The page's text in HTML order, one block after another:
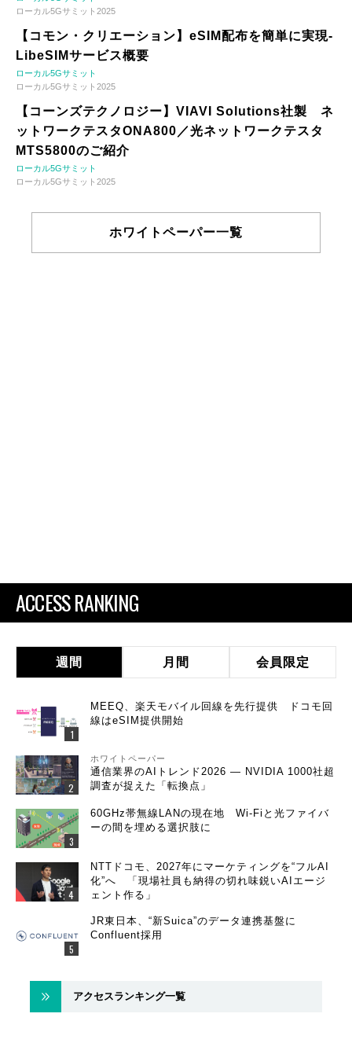
ローカル5Gサミット2025
【コモン・クリエーション】eSIM配布を簡単に実現-
LibeSIMサービス概要
ローカル5Gサミット
ローカル5Gサミット2025
【コーンズテクノロジー】VIAVI Solutions社製 ネ
ットワークテスタONA800／光ネットワークテスタ
MTS5800のご紹介
ローカル5Gサミット
ローカル5Gサミット2025
ホワイトペーパー一覧
ACCESS RANKING
週間 月間 会員限定
MEEQ、楽天モバイル回線を先行提供 ドコモ回
線はeSIM提供開始
ホワイトペーパー
通信業界のAIトレンド2026 ― NVIDIA 1000社超
調査が捉えた「転換点」
60GHz帯無線LANの現在地 Wi-Fiと光ファイバ
ーの間を埋める選択肢に
NTTドコモ、2027年にマーケティングを“フルAI
化”へ 「現場社員も納得の切れ味鋭いAIエージ
ェント作る」
JR東日本、“新Suica”のデータ連携基盤に
Confluent採用
アクセスランキング一覧